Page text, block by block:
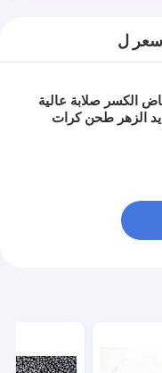
ل
الكسر صلابة عالية
الزهر طحن كرات